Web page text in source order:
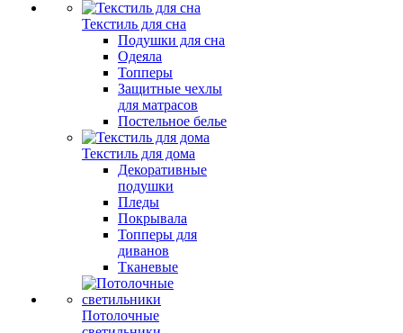
Текстиль для сна
Подушки для сна
Одеяла
Топперы
Защитные чехлы
для матрасов
Постельное белье
Текстиль для дома
Декоративные
подушки
Пледы
Покрывала
Топперы для
диванов
Тканевые
Потолочные